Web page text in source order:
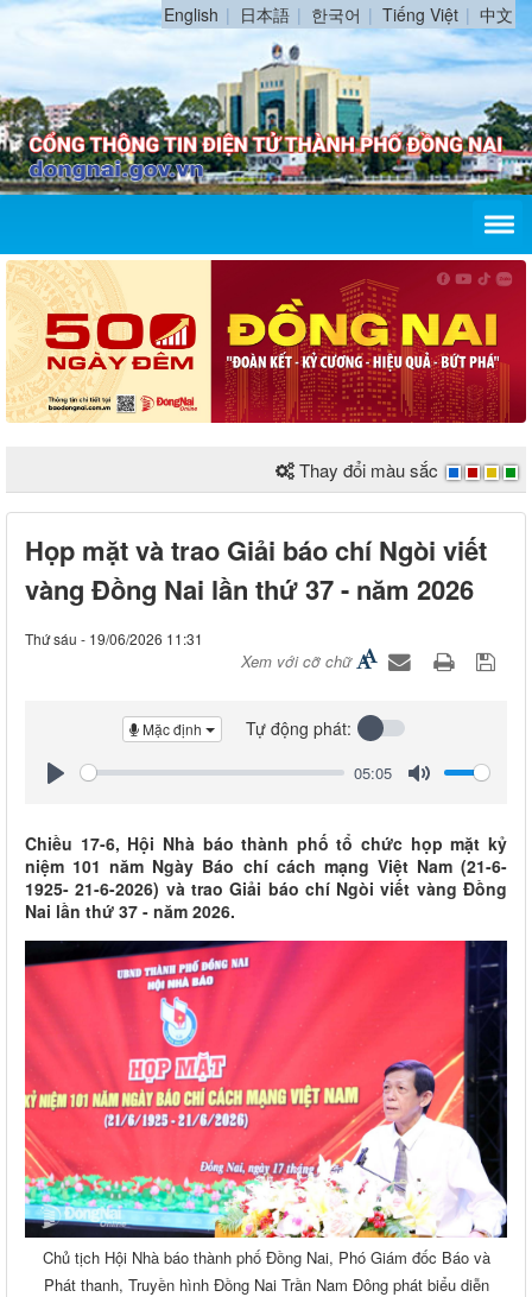
English 日本語 한국어 Tiếng Việt 中文
Thay đổi màu sắc
Họp mặt và trao Giải báo chí Ngòi viết
vàng Đồng Nai lần thứ 37 - năm 2026
Thứ sáu - 19/06/2026 11:31
Xem với cỡ chữ
05:05
Mặc định Tự động phát:
Chiều 17-6, Hội Nhà báo thành phố tổ chức họp mặt kỷ
niệm 101 năm Ngày Báo chí cách mạng Việt Nam (21-6-
1925- 21-6-2026) và trao Giải báo chí Ngòi viết vàng Đồng
Nai lần thứ 37 - năm 2026.
Chủ tịch Hội Nhà báo thành phố Đồng Nai, Phó Giám đốc Báo và
Phát thanh, Truyền hình Đồng Nai Trần Nam Đông phát biểu diễn